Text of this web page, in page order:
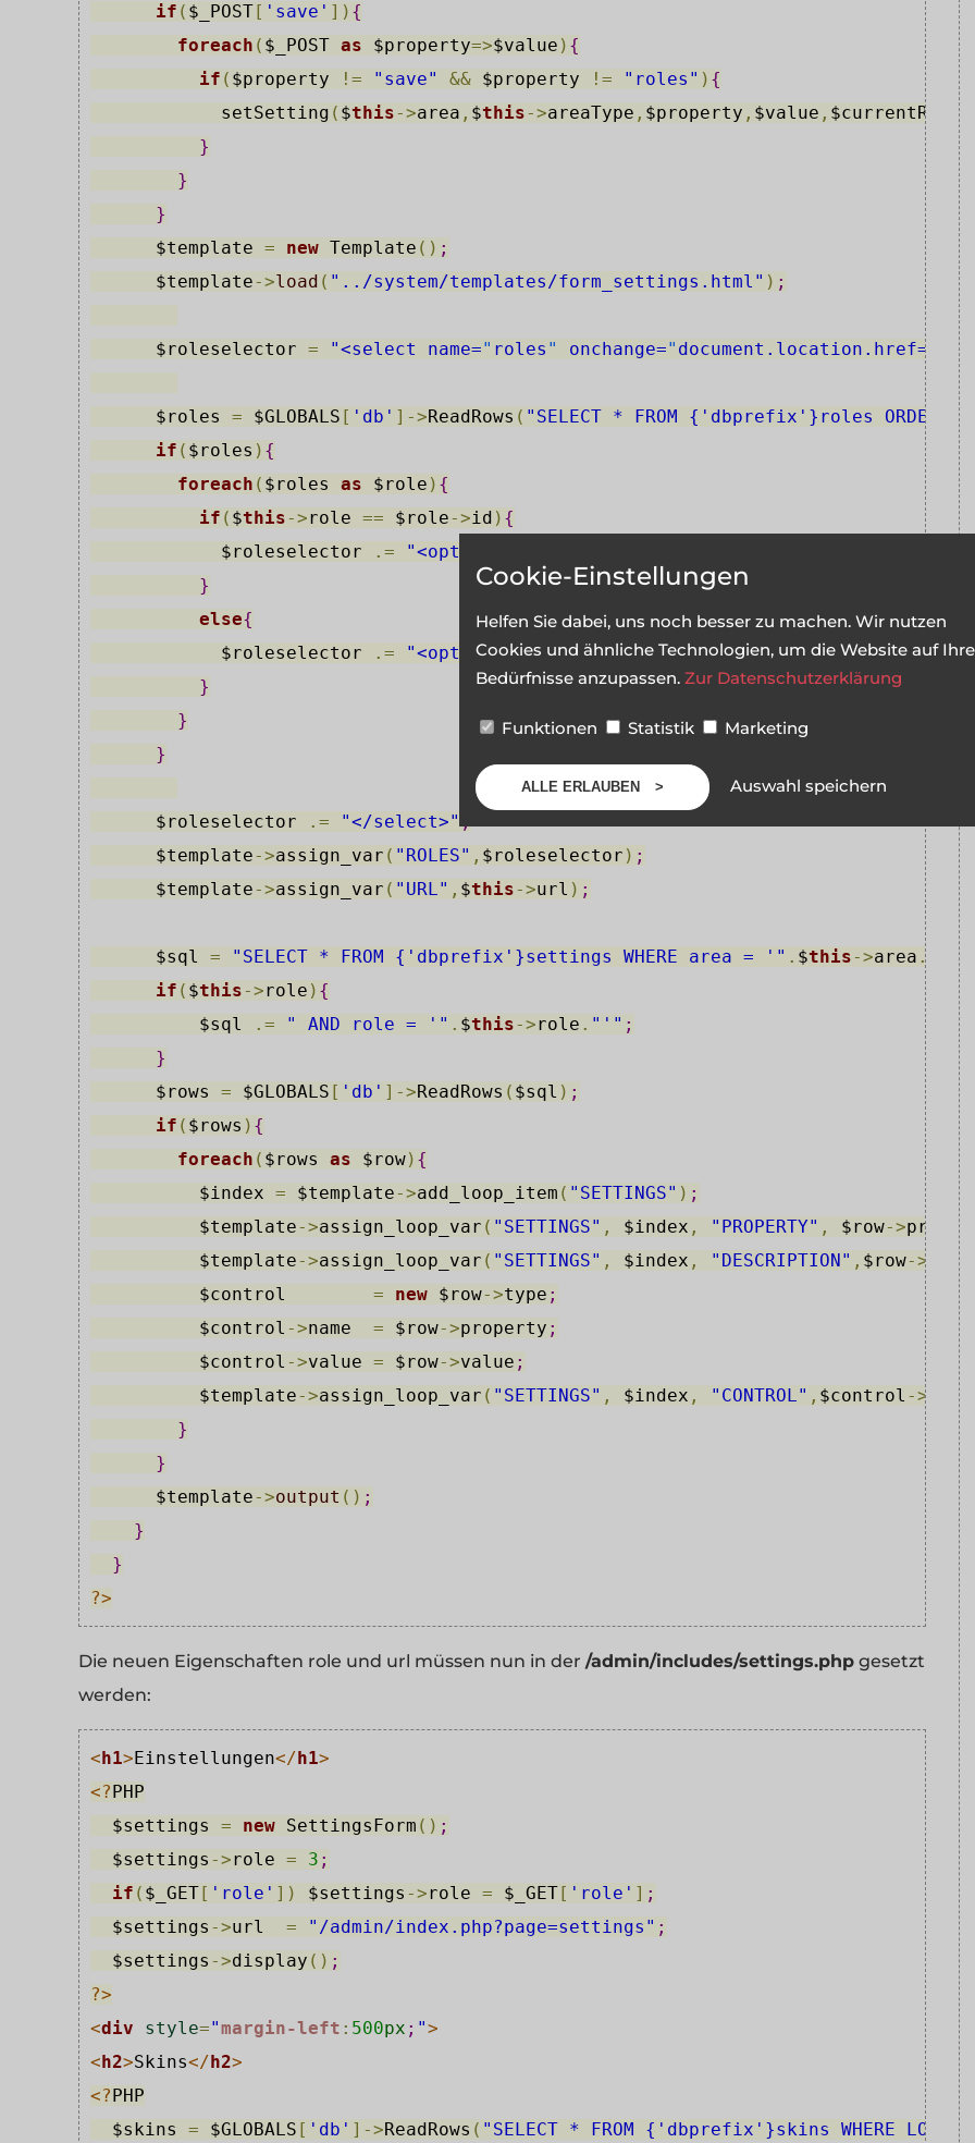
if ( $_POST[ 'save' ] ) {
foreach ( $_POST as $property=>$value ) {
if ( $property ! = "save" && $property ! = "roles" ) {
            setSetting
( $this->area , $this->areaType , $property , $value , $currentRole
}
}
}
$template = new Template ( ) ;
$template->load ( "../system/templates/form_settings.html" ) ;
$roleselector = "<select name=" roles " onchange=" document.location.href='" .
$roles = $GLOBALS [ 'db' ] ->ReadRows ( "SELECT * FROM {'dbprefix'}roles ORDER BY
if ( $roles ) {
foreach ( $roles as $role ) {
if ( $this->role == $role->id ) {
$roleselector
. = "<option value=
}
else{
$roleselector
. = "<option value=" ".$role ->id."">".$role->name."</
}
}
}
$roleselector . = "</select>";
$template->assign_var ( "ROLES" , $roleselector ) ;
$template->assign_var ( "URL" , $this->url ) ;
$sql = "SELECT * FROM {'dbprefix'}settings WHERE area = '" . $this->area . "'
if ( $this->role ) {
$sql
. = " AND role = '" . $this->role . "'" ;
}
$rows
= $GLOBALS [ 'db' ] ->ReadRows ( $sql ) ;
if ( $rows ) {
foreach ( $rows as $row) {
$index = $template->add_loop_item ( "SETTINGS" ) ;
$template->assign_loop_var ( "SETTINGS" , $index , "PROPERTY" , $row->
$template->assign_loop_var ( "SETTINGS" , $index , "DESCRIPTION" , $row->
$control
= new $row->type ;
$control ->name = $row->property ;
$control ->value = $row->value ;
$template->assign_loop_var ( "SETTINGS" , $index , "CONTROL" , $control ->
}
}
$template->output ( ) ;
}
}
?>
Die neuen Eigenschaften role und url müssen nun in der /admin/includes/settings.php gesetzt
werden:
<h1>Einstellungen</h1>
<?PHP
$settings
= new SettingsForm ( ) ;
$settings ->role = 3 ;
if ( $_GET[ 'role' ] ) $settings ->role = $_GET[ 'role' ] ;
$settings ->url = "/admin/index.php?page=settings" ;
$settings ->display ( ) ;
?>
<div style="margin-left : 500px ; ">
<h2>Skins</h2>
<?PHP
$skins
= $GLOBALS [ 'db' ] ->ReadRows ( "SELECT * FROM {'dbprefix'}skins WHERE
Cookie-Einstellungen
Helfen Sie dabei, uns noch besser zu machen. Wir nutzen
Cookies und ähnliche Technologien, um die Website auf Ihre
Bedürfnisse anzupassen. Zur Datenschutzerklärung
Funktionen Statistik Marketing
ALLE ERLAUBEN Auswahl speichern